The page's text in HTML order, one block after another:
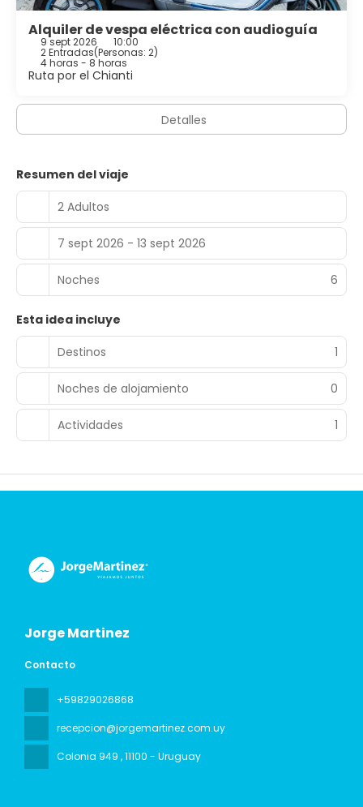
Alquiler de vespa eléctrica con audioguía
9 sept 2026 10:00
2 Entradas(Personas: 2)
4 horas - 8 horas
Ruta por el Chianti
Detalles
Resumen del viaje
2 Adultos
7 sept 2026 - 13 sept 2026
Noches 6
Esta idea incluye
Destinos
1
Noches de alojamiento 0
Actividades 1
Jorge Martinez
Contacto
+59829026868
recepcion@jorgemartinez.com.uy
Colonia 949 , 11100 - Uruguay